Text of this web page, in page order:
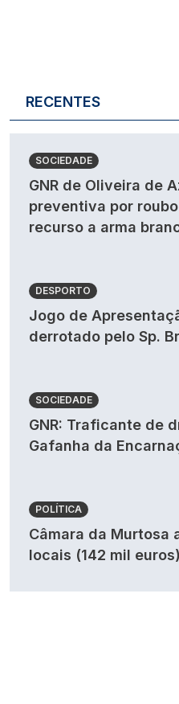
RECENTES
SOCIEDADE
GNR de Oliveira de
preventiva por
recurso a arma
DESPORTO
Jogo de
derrotado pelo Sp.
SOCIEDADE
GNR: Traficante de
Gafanha da
POLÍTICA
Câmara da Murtosa
locais (142 mil